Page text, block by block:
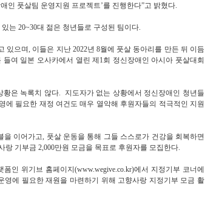
인 풋살팀 운영지원 프로젝트’를 진행한다”고 밝혔다.
는 20~30대 젊은 청년들로 구성된 팀이다.
으며, 이들은 지난 2022년 8월에 풋살 동아리를 만든 뒤 이듬
여 일본 오사카에서 열린 제1회 정신장애인 아시아 풋살대회
은 녹록치 않다. 지도자가 없는 상황에서 정신장애인 청년들
필요한 재정 여건도 매우 열악해 후원자들의 적극적인 지원
이어가고, 풋살 운동을 통해 그들 스스로가 건강을 회복하면
기부금 2,000만원 모금을 목표로 후원자를 모집한다.
인 위기브 홈페이지(www.wegive.co.kr)에서 지정기부 코너에
에 필요한 재원을 마련하기 위해 고향사랑 지정기부 모금 활